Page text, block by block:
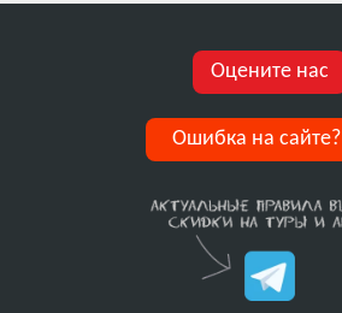
Оцените нас
Ошибка на сайте?